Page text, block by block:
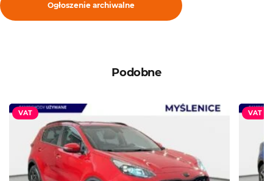
Ogłoszenie archiwalne
Podobne
VAT VAT